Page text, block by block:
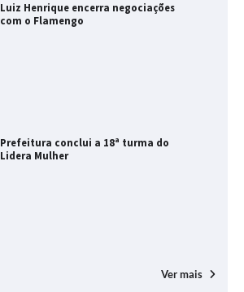
Luiz Henrique encerra negociações
com o Flamengo
Prefeitura conclui a 18ª turma do
Lidera Mulher
Ver mais